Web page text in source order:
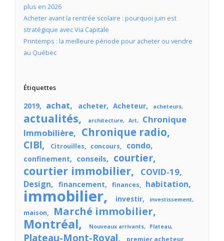
plus en 2026
Acheter avant la rentrée scolaire : pourquoi juin est
stratégique avec Via Capitale
Printemps : la meilleure période pour acheter ou vendre
au Québec
Étiquettes
2019 achat acheter Acheteur acheteurs
actualités architecture Art
Chronique
Immobilière
Chronique radio
CIBl Citrouilles concours condo
confinement conseils courtier
courtier immobilier COVID-19
Design financement finances habitation
immobilier investir investissement
maison Marché immobilier
Montréal Nouveaux arrivants Plateau
Plateau-Mont-Royal premier acheteur